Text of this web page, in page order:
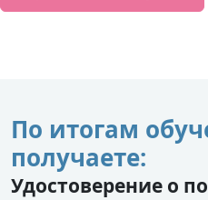
По итогам
получаете:
Удостоверение о